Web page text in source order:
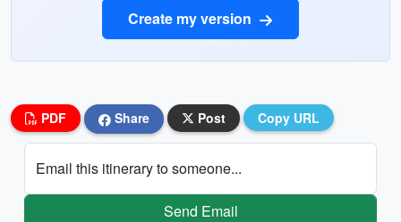
Create my version
PDF Share Post Copy URL
Email this itinerary to someone...
Send Email